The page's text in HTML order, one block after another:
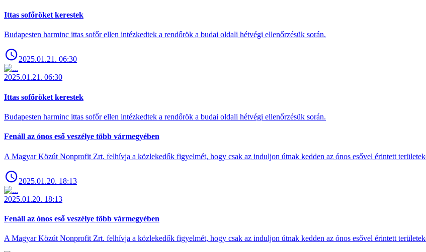
Ittas sofőröket kerestek
Budapesten harminc ittas sofőr ellen intézkedtek a rendőrök a budai oldali hétvégi ellenőrzésük során.
2025.01.21. 06:30
2025.01.21. 06:30
Ittas sofőröket kerestek
Budapesten harminc ittas sofőr ellen intézkedtek a rendőrök a budai oldali hétvégi ellenőrzésük során.
Fenáll az ónos eső veszélye több vármegyében
A Magyar Közút Nonprofit Zrt. felhívja a közlekedők figyelmét, hogy csak az induljon útnak kedden az ónos esővel érintett
2025.01.20. 18:13
2025.01.20. 18:13
Fenáll az ónos eső veszélye több vármegyében
A Magyar Közút Nonprofit Zrt. felhívja a közlekedők figyelmét, hogy csak az induljon útnak kedden az ónos esővel érintett